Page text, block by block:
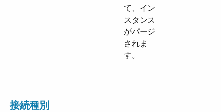
て、イン
スタンス
がパージ
されま
す。
接続種別